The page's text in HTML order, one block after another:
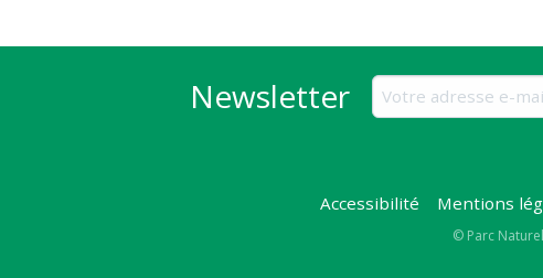
Newsletter
Accessibilité Mentions
Copyright
© Parc